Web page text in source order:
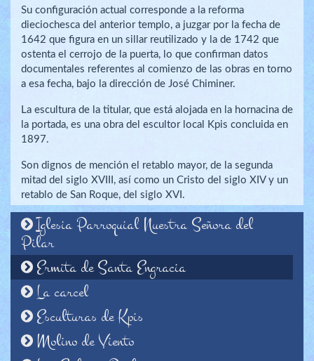
Su configuración actual corresponde a la reforma
dieciochesca del anterior templo, a juzgar por la fecha de
1642 que figura en un sillar reutilizado y la de 1742 que
ostenta el cerrojo de la puerta, lo que confirman datos
documentales referentes al comienzo de las obras en torno
a esa fecha, bajo la dirección de José Chiminer.
La escultura de la titular, que está alojada en la hornacina de
la portada, es una obra del escultor local Kpis concluida en
1897.
Son dignos de mención el retablo mayor, de la segunda
mitad del siglo XVIII, así como un Cristo del siglo XIV y un
retablo de San Roque, del siglo XVI.
Iglesia Parroquial Nuestra Señora del
Pilar
Ermita de Santa Engracia
La carcel
Esculturas de Kpis
Molino de Viento